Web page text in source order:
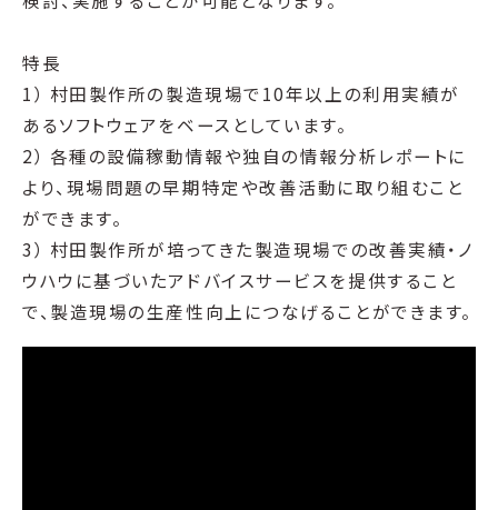
特長
1） 村田製作所の製造現場で10年以上の利用実績が
あるソフトウェアをベースとしています。
2） 各種の設備稼動情報や独自の情報分析レポートに
より、現場問題の早期特定や改善活動に取り組むこと
ができます。
3） 村田製作所が培ってきた製造現場での改善実績・ノ
ウハウに基づいたアドバイスサービスを提供すること
で、製造現場の生産性向上につなげることができます。